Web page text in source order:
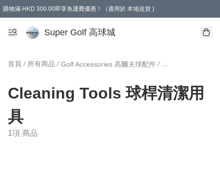
購物滿 HKD 300.00即享免運費優惠！（適用於 本地送貨 )
Super Golf 高球城
首頁 / 所有商品 / Golf Accessories 高爾夫球配件 / Cleaning Tools
Cleaning Tools 球桿清潔用
具
1項 商品